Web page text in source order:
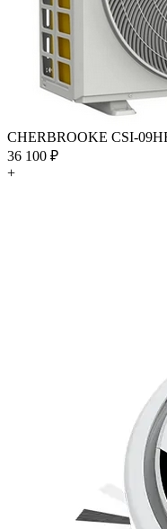
CHERBROOKE CSI-
36 100 ₽
+